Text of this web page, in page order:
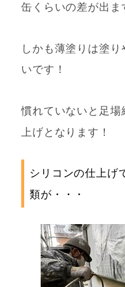
缶くらいの差が出ま
しかも薄塗りは塗
いです！
慣れていないと足
上げとなります！
シリコンの仕上げ
類が・・・